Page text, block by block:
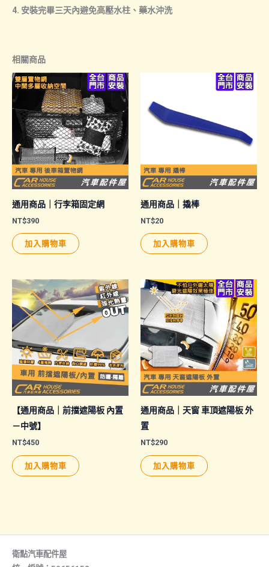
4. 安裝完畢三天內避免高壓水柱、藥水沖洗
相關商品
通用商品｜行李箱固定網
NT$390
加入購物車
通用商品｜撬棒
NT$20
加入購物車
【通用商品｜前擋遮陽板 內置
－中號】
NT$450
加入購物車
通用商品｜天窗 車頂遮陽板 外
置
NT$290
加入購物車
衛點汽車配件屋